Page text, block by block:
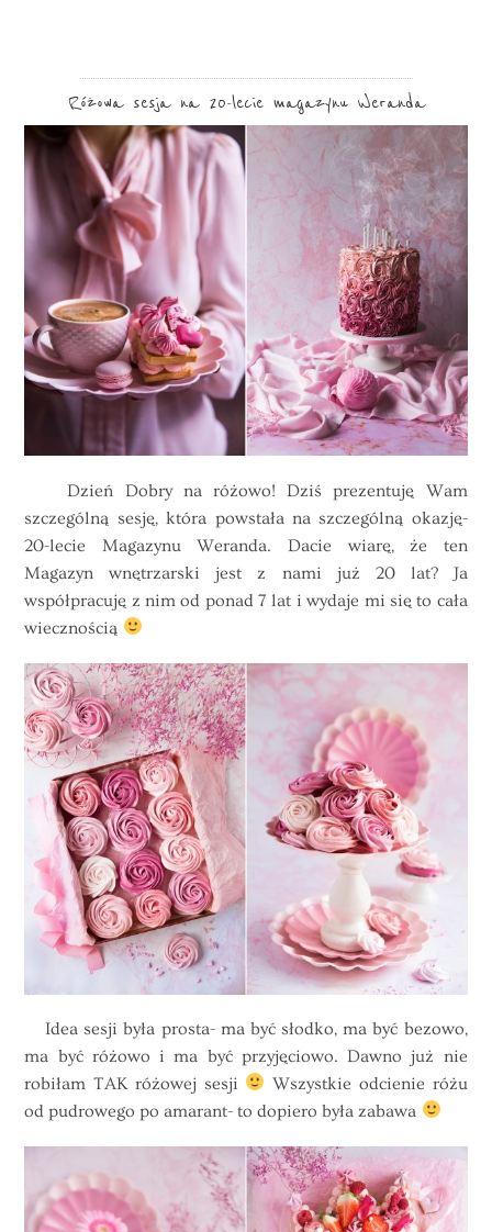
Różowa sesja na 20-lecie magazynu Weranda
Dzień Dobry na różowo! Dziś prezentuję Wam
szczególną sesję, która powstała na szczególną okazję-
20-lecie Magazynu Weranda. Dacie wiarę, że ten
Magazyn wnętrzarski jest z nami już 20 lat? Ja
współpracuję z nim od ponad 7 lat i wydaje mi się to cała
wiecznością
Idea sesji była prosta- ma być słodko, ma być bezowo,
ma być różowo i ma być przyjęciowo. Dawno już nie
robiłam TAK różowej sesji
Wszystkie odcienie różu
od pudrowego po amarant- to dopiero była zabawa